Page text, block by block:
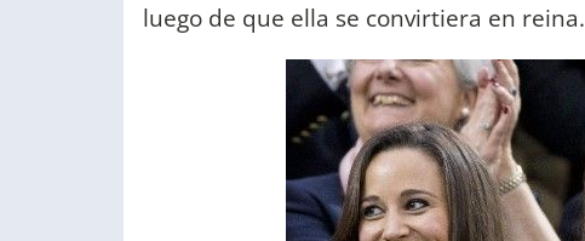
luego de que ella se convirtiera en reina.